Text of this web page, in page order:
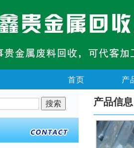
首页 产
产品信息